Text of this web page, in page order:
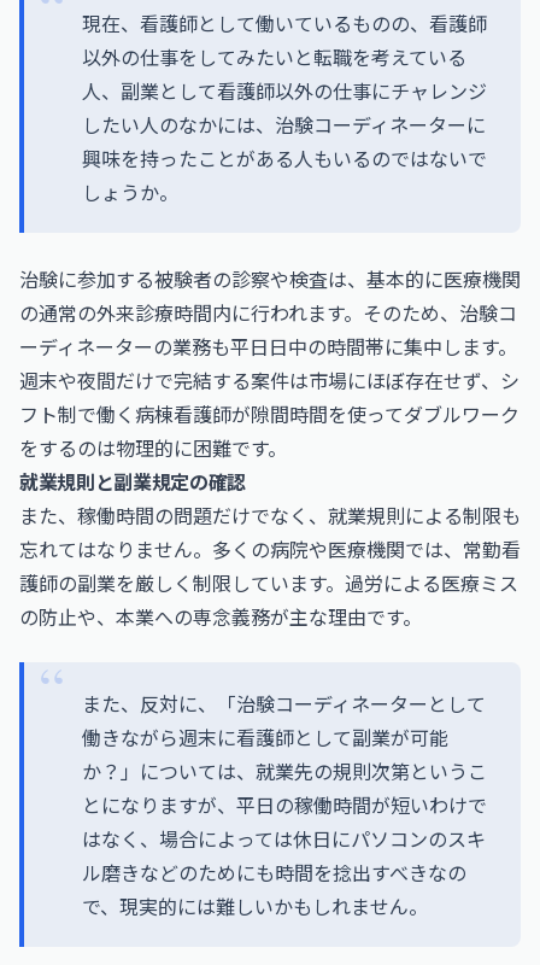
現在、看護師として働いているものの、看護師
以外の仕事をしてみたいと転職を考えている
人、副業として看護師以外の仕事にチャレンジ
したい人のなかには、治験コーディネーターに
興味を持ったことがある人もいるのではないで
しょうか。
治験に参加する被験者の診察や検査は、基本的に医療機関
の通常の外来診療時間内に行われます。そのため、治験コ
ーディネーターの業務も平日日中の時間帯に集中します。
週末や夜間だけで完結する案件は市場にほぼ存在せず、シ
フト制で働く病棟看護師が隙間時間を使ってダブルワーク
をするのは物理的に困難です。
就業規則と副業規定の確認
また、稼働時間の問題だけでなく、就業規則による制限も
忘れてはなりません。多くの病院や医療機関では、常勤看
護師の副業を厳しく制限しています。過労による医療ミス
の防止や、本業への専念義務が主な理由です。
また、反対に、「治験コーディネーターとして
働きながら週末に看護師として副業が可能
か？」については、就業先の規則次第というこ
とになりますが、平日の稼働時間が短いわけで
はなく、場合によっては休日にパソコンのスキ
ル磨きなどのためにも時間を捻出すべきなの
で、現実的には難しいかもしれません。